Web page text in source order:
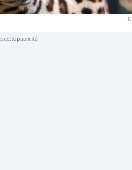
cette publicité